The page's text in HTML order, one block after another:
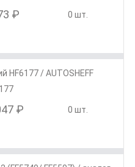
₽ 0 шт.
HF6177 / AUTOSHEFF
₽ 0 шт.